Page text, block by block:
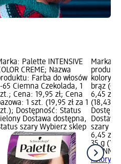
Palette INTENSIVE
CREME; Nazwa
Farba do włosów
65 Ciemna Czekolada, 1
Cena: 19,95 zł; Cena
1 szt. (19,95 zł za 1
Dostępność: Status
Dostawa dostępna,
szary Wybierz sklep
Marka:
brąz
6,45 zł;
(18,43
szary
6,45 zł
35 g
JOANNA